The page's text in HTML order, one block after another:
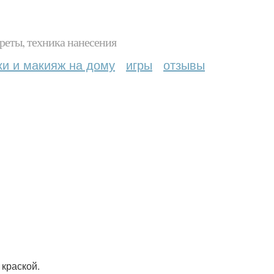
техника нанесения
и макияж на дому игры отзывы